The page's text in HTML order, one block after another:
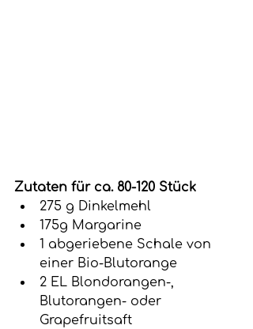
Zutaten für ca. 80-120 Stück
275 g Dinkelmehl
175g Margarine
1 abgeriebene Schale von
einer Bio-Blutorange
2 EL Blondorangen-,
Blutorangen- oder
Grapefruitsaft